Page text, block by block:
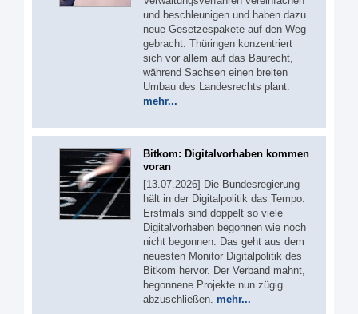
und beschleunigen und haben dazu
neue Gesetzespakete auf den Weg
gebracht. Thüringen konzentriert
sich vor allem auf das Baurecht,
während Sachsen einen breiten
Umbau des Landesrechts plant.
mehr...
Bitkom: Digitalvorhaben kommen
voran
[13.07.2026] Die Bundesregierung
hält in der Digitalpolitik das Tempo:
Erstmals sind doppelt so viele
Digitalvorhaben begonnen wie noch
nicht begonnen. Das geht aus dem
neuesten Monitor Digitalpolitik des
Bitkom hervor. Der Verband mahnt,
begonnene Projekte nun zügig
abzuschließen. mehr...